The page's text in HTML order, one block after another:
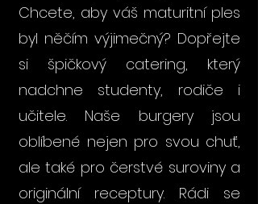
Chcete, aby váš maturitní ples
byl něčím výjimečný? Dopřejte
si špičkový catering, který
nadchne studenty, rodiče i
učitele. Naše burgery jsou
oblíbené nejen pro svou chuť,
ale také pro čerstvé suroviny a
originální receptury. Rádi se